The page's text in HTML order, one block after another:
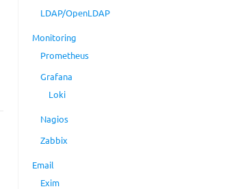
LDAP/OpenLDAP
Monitoring
Prometheus
Grafana
Loki
Nagios
Zabbix
Email
Exim